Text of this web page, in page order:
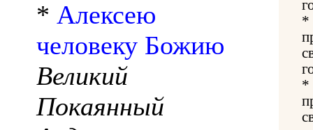
* Алексею
человеку Божию
Великий
Покаянный
*
*